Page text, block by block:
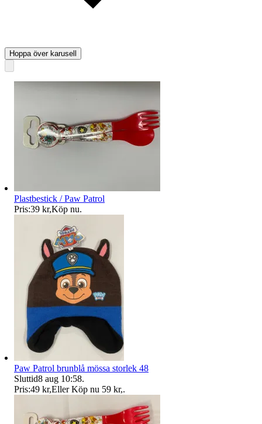
Hoppa över karusell
Plastbestick / Paw Patrol
Pris:39 kr,Köp nu.
Paw Patrol brunblå mössa storlek 48
Sluttid8 aug 10:58.
Pris:49 kr,Eller Köp nu 59 kr,.